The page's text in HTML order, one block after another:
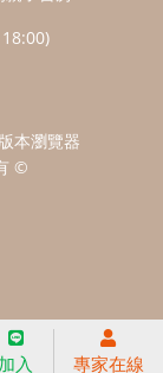
加入 專家在線